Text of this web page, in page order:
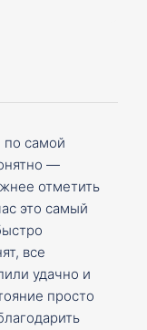
по самой
—
отметить
это самый
все
удачно и
просто